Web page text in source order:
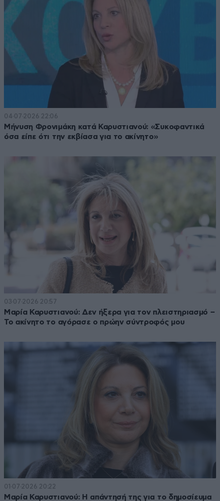
04·07·2026 22:06
Μήνυση Φρονιμάκη κατά Καρυστιανού: «Συκοφαντικά
όσα είπε ότι την εκβίασα για το ακίνητο»
03·07·2026 20:57
Μαρία Καρυστιανού: Δεν ήξερα για τον πλειστηριασμό –
Το ακίνητο το αγόρασε ο πρώην σύντροφός μου
01·07·2026 20:22
Μαρία Καρυστιανού: Η απάντησή της για το δημοσίευμα